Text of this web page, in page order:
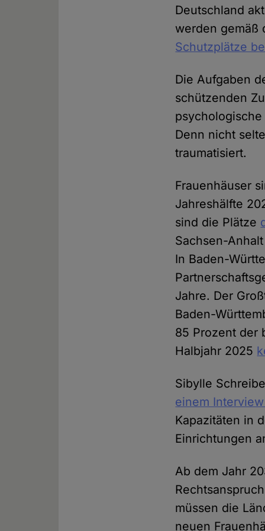
Deutschland
werden gemäß
Schutzplätze
Die Aufgaben
schützenden
Denn nicht
traumatisiert.
Frauenhäuser
Jahreshälfte
sind die Plätze
Sachsen-
In Baden-
Jahre. Der
Baden-
85 Prozent der
Halbjahr 2025
Sibylle
einem
Kapazitäten in
Einrichtungen
Ab dem Jahr
müssen die
neuen